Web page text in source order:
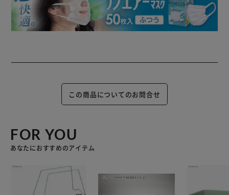
この商品についてのお問合せ
FOR YOU
あなたにおすすめのアイテム